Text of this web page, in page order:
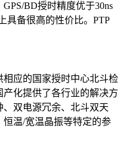
BD授时精度优于30ns
具备很高的性价比。PTP
应的国家授时中心北斗检
化提供了各行业的解决方
双电源冗余、北斗双天
恒温/宽温晶振等特定的参